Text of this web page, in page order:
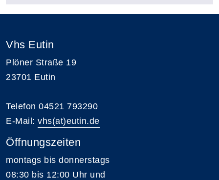
Übersicht
Vhs Eutin
Plöner Straße 19
23701 Eutin
Telefon 04521 793290
E-Mail: vhs(at)eutin.de
Öffnungszeiten
montags bis donnerstags
08:30 bis 12:00 Uhr und